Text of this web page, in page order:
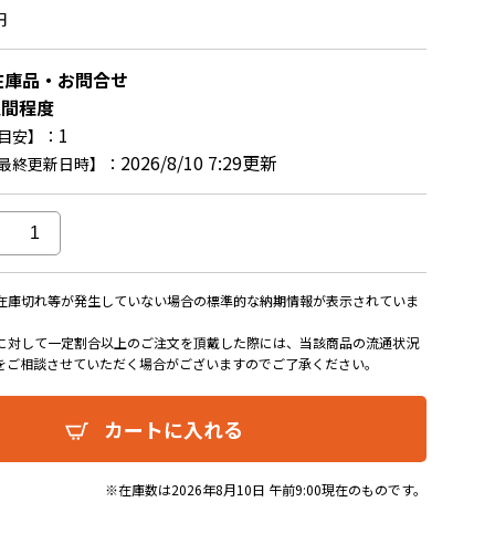
品・お問合せ
程度
安】： 1
終更新日時】： 2026/8/10 7:29更新
切れ等が発生していない場合の標準的な納期情報が表示されていま
して一定割合以上のご注文を頂戴した際には、当該商品の流通状況
ご相談させていただく場合がございますのでご了承ください。
カートに入れる
※在庫数は2026年8月10日 午前9:00現在のものです。